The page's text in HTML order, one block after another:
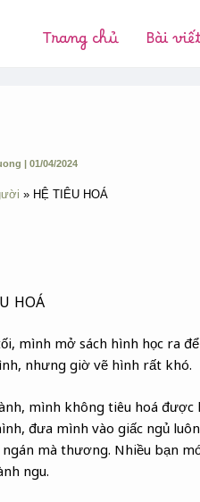
Trang chủ Bài
| 01/04/2024
HỆ TIÊU HOÁ
HOÁ
mình mở sách hình học ra
nhưng giờ vẽ hình rất khó.
mình không tiêu hoá
đưa mình vào giấc ngủ
mà thương. Nhiều bạn
ngu.